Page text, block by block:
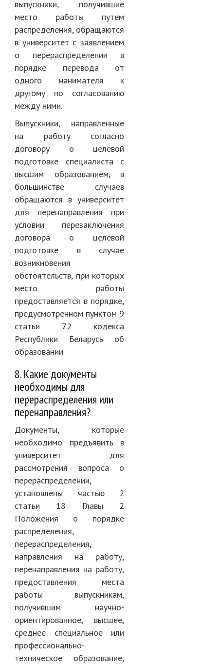
выпускники, получившие
место работы путем
распределения, обращаются
в университет с заявлением
о перераспределении в
порядке перевода от
одного нанимателя к
другому по согласованию
между ними.
Выпускники, направленные
на работу согласно
договору о целевой
подготовке специалиста с
высшим образованием, в
большинстве случаев
обращаются в университет
для перенаправления при
условии перезаключения
договора о целевой
подготовке в случае
возникновения
обстоятельств, при которых
место работы
предоставляется в порядке,
предусмотренном пунктом 9
статьи 72 кодекса
Республики Беларусь об
образовании
8. Какие документы
необходимы для
перераспределения или
перенаправления?
Документы, которые
необходимо предъявить в
университет для
рассмотрения вопроса о
перераспределении,
установлены частью 2
статьи 18 Главы 2
Положения о порядке
распределения,
перераспределения,
направления на работу,
перенаправления на работу,
предоставления места
работы выпускникам,
получившим научно-
ориентированное, высшее,
среднее специальное или
профессионально-
техническое образование,